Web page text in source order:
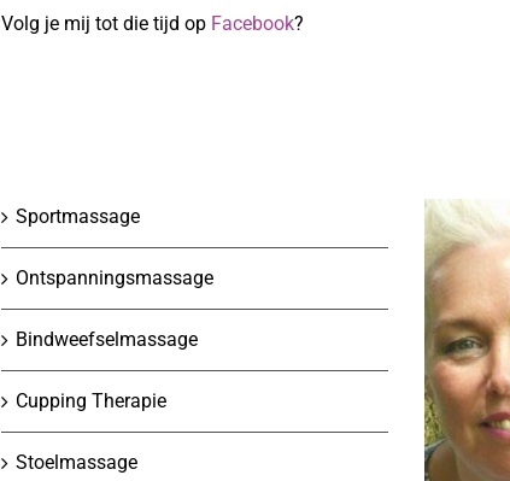
Volg je mij tot die tijd op Facebook?
Sportmassage
Ontspanningsmassage
Bindweefselmassage
Cupping Therapie
Stoelmassage